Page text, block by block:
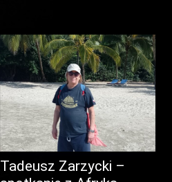
Tadeusz Zarzycki –